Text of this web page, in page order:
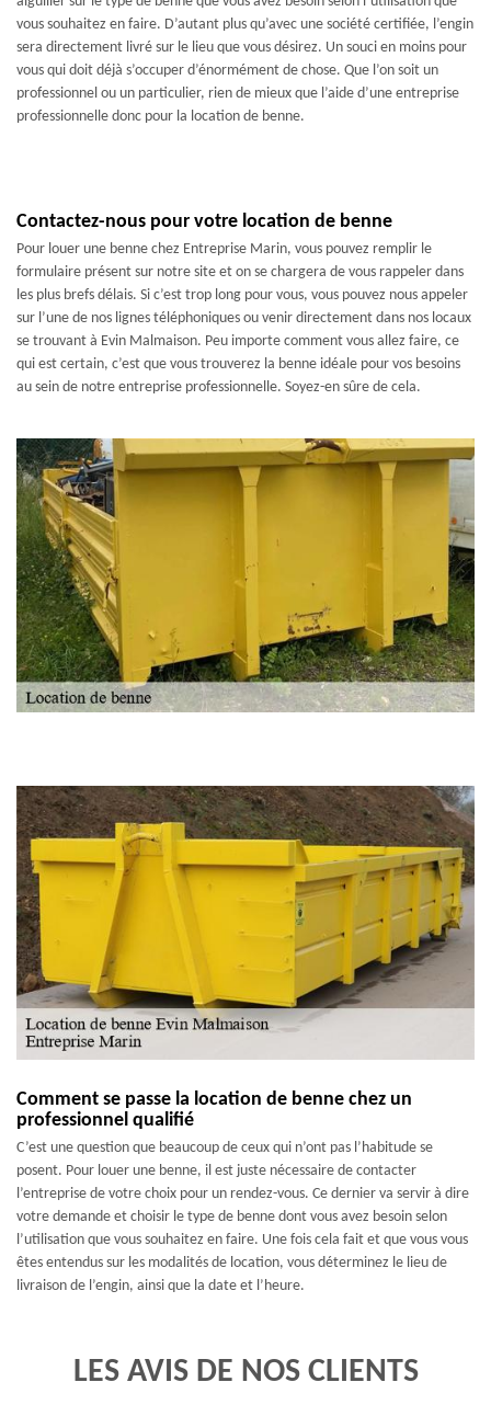
vous souhaitez en faire. D’autant plus qu’avec une société certifiée, l’engin
sera directement livré sur le lieu que vous désirez. Un souci en moins pour
vous qui doit déjà s’occuper d’énormément de chose. Que l’on soit un
professionnel ou un particulier, rien de mieux que l’aide d’une entreprise
professionnelle donc pour la location de benne.
Contactez-nous pour votre location de benne
Pour louer une benne chez Entreprise Marin, vous pouvez remplir le
formulaire présent sur notre site et on se chargera de vous rappeler dans
les plus brefs délais. Si c’est trop long pour vous, vous pouvez nous appeler
sur l’une de nos lignes téléphoniques ou venir directement dans nos locaux
se trouvant à Evin Malmaison. Peu importe comment vous allez faire, ce
qui est certain, c’est que vous trouverez la benne idéale pour vos besoins
au sein de notre entreprise professionnelle. Soyez-en sûre de cela.
Comment se passe la location de benne chez un
professionnel qualifié
C’est une question que beaucoup de ceux qui n’ont pas l’habitude se
posent. Pour louer une benne, il est juste nécessaire de contacter
l’entreprise de votre choix pour un rendez-vous. Ce dernier va servir à dire
votre demande et choisir le type de benne dont vous avez besoin selon
l’utilisation que vous souhaitez en faire. Une fois cela fait et que vous vous
êtes entendus sur les modalités de location, vous déterminez le lieu de
livraison de l’engin, ainsi que la date et l’heure.
LES AVIS DE NOS CLIENTS